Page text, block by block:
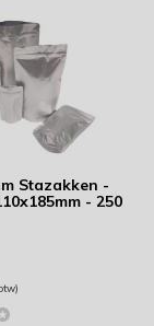
Stazakken -
- 250